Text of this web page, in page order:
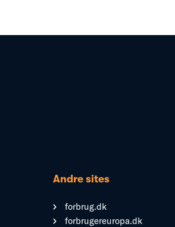
Andre sites
forbrug.dk
forbrugereuropa.dk